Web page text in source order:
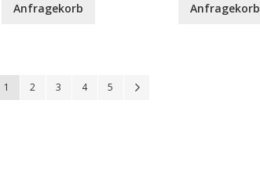
Anfragekorb Anfragekorb
Seite
You're currently reading page
1 Seite
2 Seite
3 Seite
4 Seite
5